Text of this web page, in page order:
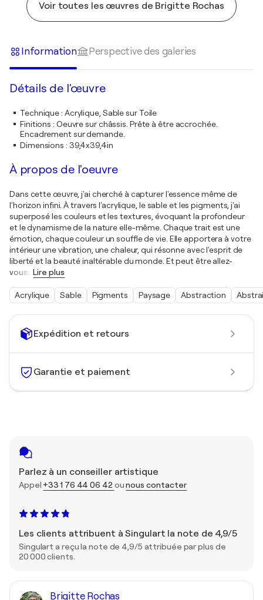
Expédition et retours
Garantie et paiement
Parlez à un conseiller artistique
Appel +33 1 76 44 06 42 ounous contacter
Les clients attribuent à Singulart la note de 4,9/5
Singulart a reçu la note de 4,9/5 attribuée par plus de
20 000 clients.
Brigitte Rochas
Voir toutes les œuvres de Brigitte Rochas
Information Perspective des galeries
Détails de l'œuvre
Technique: Acrylique, Sable sur Toile
Finitions : Oeuvre sur châssis. Prête à être accrochée.
Encadrement sur demande.
Dimensions : 39,4x39,4in
À propos de l'oeuvre
Dans cette œuvre, j'ai cherché à capturer l'essence même de
l'horizon infini. À travers l'acrylique, le sable et les pigments, j'ai
superposé les couleurs et les textures, évoquant la profondeur
et le dynamisme de la nature elle-même. Chaque trait est une
émotion, chaque couleur un souffle de vie. Elle apportera à votre
intérieur une vibration, une chaleur, qui résonne avec l'esprit de
liberté et la beauté inaltérable du monde. Et peut être allez-
vous
Lire plus
Acrylique Sable Pigments Paysage Abstraction